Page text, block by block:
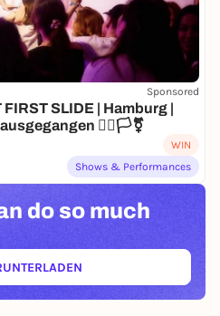
Sponsored
SLIDE | Hamburg |
🏳️‍🌈🏳️‍⚧️
WIN
Shows & Performances
do so much
(ÖFFNET IN NEUEM TAB)